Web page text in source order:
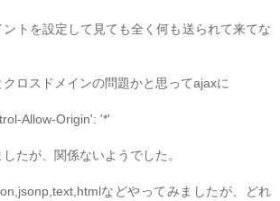
ントを設定して見ても全く何も送られて来てな
クロスドメインの問題かと思ってajaxに
Allow-Origin': '*'
たが、関係ないようでした。
などやってみましたが、どれ